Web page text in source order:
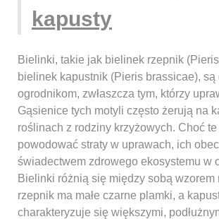
kapusty
Bielinki, takie jak bielinek rzepnik
bielinek kapustnik (Pieris brassicae), są
ogrodnikom, zwłaszcza tym, którzy
Gąsienice tych motyli często żerują na
roślinach z rodziny krzyżowych. Choć
powodować straty w uprawach, ich
świadectwem zdrowego ekosystemu w
Bielinki różnią się między sobą wzorem
rzepnik ma małe czarne plamki, a
charakteryzuje się większymi,